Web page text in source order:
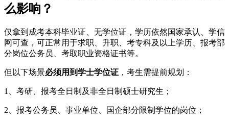
么影响？
仅拿到成考本科毕业证、无学位证，学历依然国家承认、学信
网可查，可正常用于求职、升职、考专科及以上学历、报考部
分岗位公务员、考取职业资格证书等。
但以下场景必须用到学士学位证 ，考生需提前规划：
1、考研、报考全日制及非全日制硕士研究生；
2、报考公务员、事业单位、国企部分限制学位的岗位；